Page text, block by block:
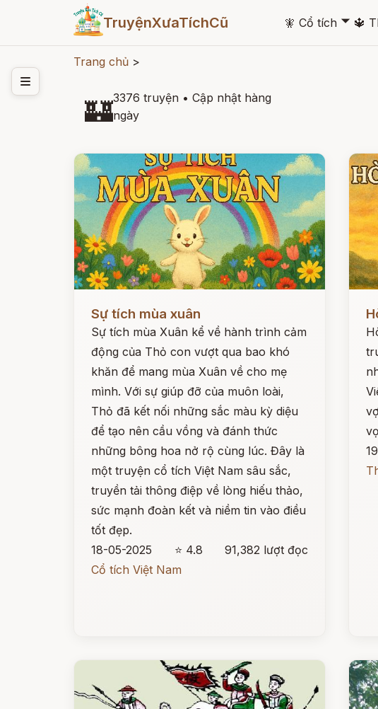
TruyệnXưaTíchCũ 🧚 Cổ tích 🞃 🔱
Trang chủ >
🏰3376 truyện • Cập nhật hàng
ngày
Sự tích mùa xuân
Sự tích mùa Xuân kể về hành trình cảm
động của Thỏ con vượt qua bao khó
khăn để mang mùa Xuân về cho mẹ
mình. Với sự giúp đỡ của muôn loài,
Thỏ đã kết nối những sắc màu kỳ diệu
để tạo nên cầu vồng và đánh thức
những bông hoa nở rộ cùng lúc. Đây là
một truyện cổ tích Việt Nam sâu sắc,
truyền tải thông điệp về lòng hiếu thảo,
sức mạnh đoàn kết và niềm tin vào điều
tốt đẹp.
18-05-2025
⭐ 4.8
91,382 lượt đọc
Cổ tích Việt Nam